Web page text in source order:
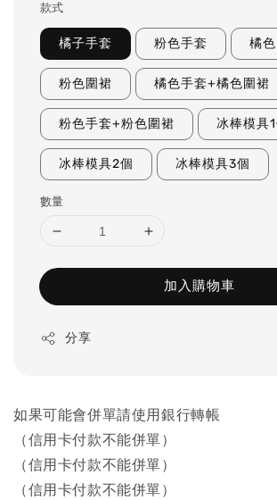
款式
橘子手套 粉色手套 橘
粉色圍裙 橘色手套+橘色圍裙
粉色手套+粉色圍裙 冰棒模具
冰棒模具2個 冰棒模具3個
數量
加入購物車
分享
如果可能會併單請使用銀行轉帳
（信用卡付款不能併單）
（信用卡付款不能併單）
（信用卡付款不能併單）